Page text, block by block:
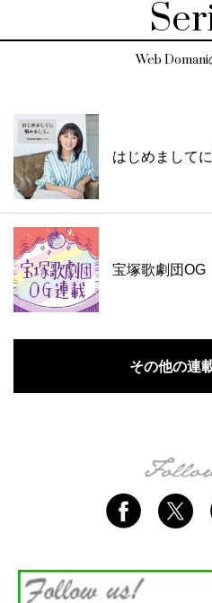
Web Domani
はじめまして
宝塚歌劇団OG
その他の連